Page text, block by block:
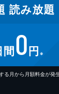
読み放題
間0円 ※
月から月額料金が発生